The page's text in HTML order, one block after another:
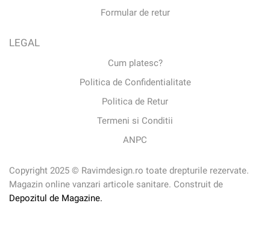
Formular de retur
LEGAL
Cum platesc?
Politica de Confidentialitate
Politica de Retur
Termeni si Conditii
ANPC
Copyright 2025 © Ravimdesign.ro toate drepturile rezervate.
Magazin online vanzari articole sanitare. Construit de
Depozitul de Magazine.